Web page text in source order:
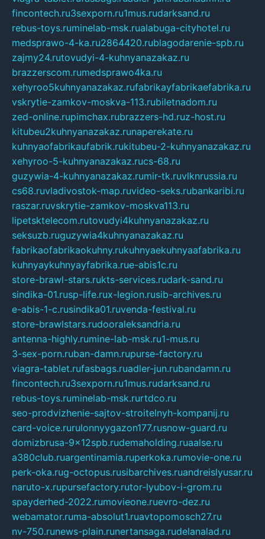
fincontech.ru3sexporn.ru1mus.rudarksand.ru
rebus-toys.ruminelab-msk.rualabuga-cityhotel.ru
medsprawo-4-ka.ru2864420.rublagodarenie-spb.ru
zajmy24.rutovudyi-4-kuhnyanazakaz.ru
brazzerscom.rumedsprawo4ka.ru
xehyroo5kuhnyanazakaz.rufabrikayfabrikaefabrika.ru
vskrytie-zamkov-moskva-113.rubiletnadom.ru
zed-online.rupimchax.rubrazzers-hd.ruz-host.ru
kitubeu2kuhnyanazakaz.runaperekate.ru
kuhnyaofabrikaufabrik.rukitubeu-2-kuhnyanazakaz.ru
xehyroo-5-kuhnyanazakaz.rucs-68.ru
guzywia-4-kuhnyanazakaz.rumir-tk.ruvlknrussia.ru
cs68.ruvladivostok-map.ruvideo-seks.rubankaribi.ru
raszar.ruvskrytie-zamkov-moskva113.ru
lipetsktelecom.rutovudyi4kuhnyanazakaz.ru
seksuzb.ruguzywia4kuhnyanazakaz.ru
fabrikaofabrikaokuhny.rukuhnyaekuhnyaafabrika.ru
kuhnyaykuhnyayfabrika.rue-abis1c.ru
store-brawl-stars.rukts-services.rudark-sand.ru
sindika-01.rusp-life.rux-legion.rusib-archives.ru
e-abis-1-c.rusindika01.ruvenda-festival.ru
store-brawlstars.rudooraleksandria.ru
antenna-highly.rumine-lab-msk.ru1-mus.ru
3-sex-porn.ruban-damn.rupurse-factory.ru
viagra-tablet.rufasbags.ruadler-jun.rubandamn.ru
fincontech.ru3sexporn.ru1mus.rudarksand.ru
rebus-toys.ruminelab-msk.rurtdco.ru
seo-prodvizhenie-sajtov-stroitelnyh-kompanij.ru
card-voice.rurulonnyygazon177.rusnow-guard.ru
domizbrusa-9x12spb.rudemaholding.ruaalse.ru
a380club.ruargentinamia.ruperkoka.rumovie-one.ru
perk-oka.rug-octopus.rusibarchives.ruandreislyusar.ru
naruto-x.rupursefactory.rutor-lyubov-i-grom.ru
spayderhed-2022.rumovieone.ruevro-dez.ru
webamator.ruma-absolut1.ruavtopomosch27.ru
nv-750.runews-plain.runertansaga.rudelanalad.ru